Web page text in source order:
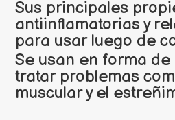
Sus principales
antiinflamatorias y
para usar luego de
Se usan en forma
tratar problemas
muscular y el